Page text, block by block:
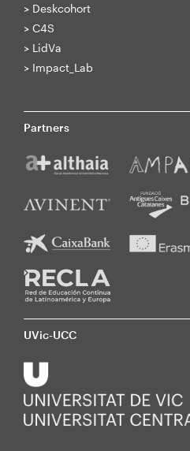
> Deskcohort
> C4S
> LidVa
> Impact_Lab
Partners
UVic-UCC